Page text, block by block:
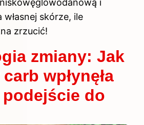
i
skórze, ile
zrzucić!
zmiany: Jak
wpłynęła
podejście do